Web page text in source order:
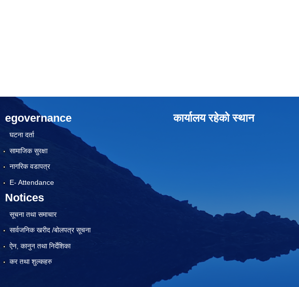
egovernance
घटना दर्ता
सामाजिक सुरक्षा
नागरिक वडापत्र
E- Attendance
Notices
सूचना तथा समाचार
सार्वजनिक खरीद /बोलपत्र सूचना
ऐन, कानुन तथा निर्देशिका
कर तथा शुल्कहरु
कार्यालय रहेको स्थान